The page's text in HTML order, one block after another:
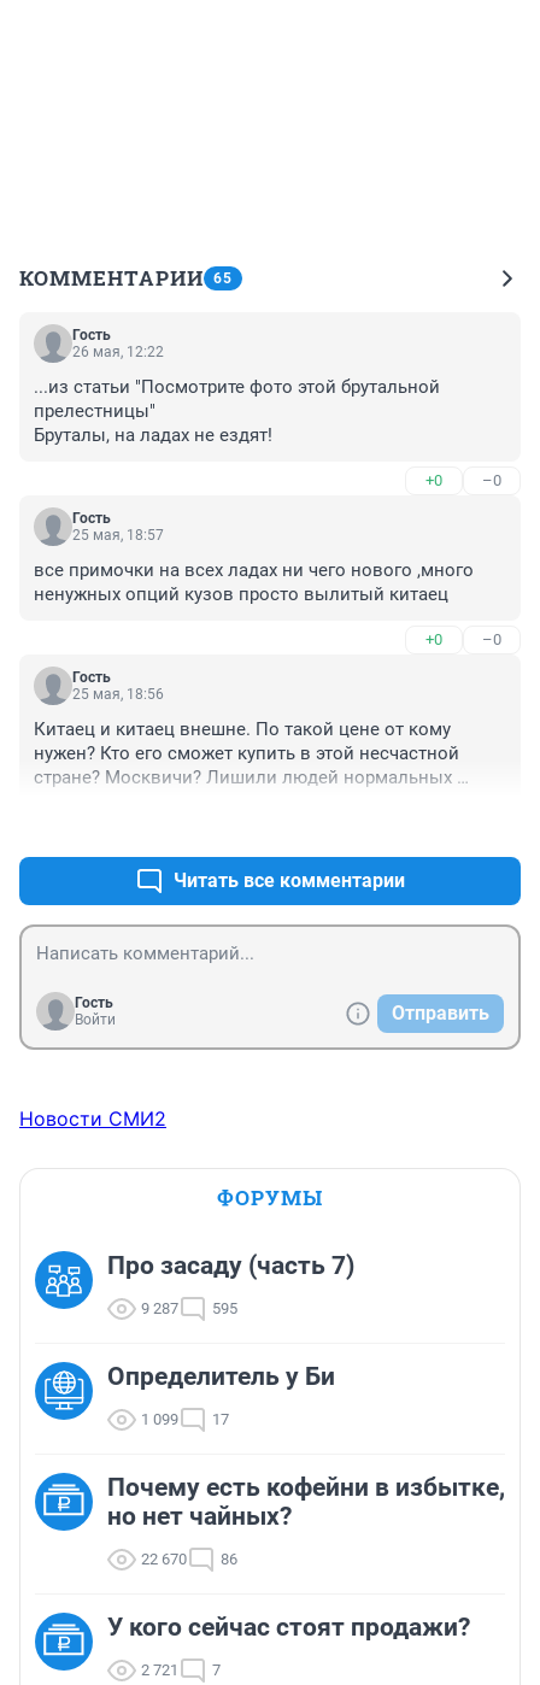
КОММЕНТАРИИ 65
Гость
26 мая, 12:22
...из статьи "Посмотрите фото этой брутальной
прелестницы"
Бруталы, на ладах не ездят!
+0 –0
Гость
25 мая, 18:57
все примочки на всех ладах ни чего нового ,много
ненужных опций кузов просто вылитый китаец
+0 –0
Гость
25 мая, 18:56
Китаец и китаец внешне. По такой цене от кому
нужен? Кто его сможет купить в этой несчастной
стране? Москвичи? Лишили людей нормальных
Читать все комментарии
Гость
Войти
Отправить
Новости СМИ2
ФОРУМЫ
Про засаду (часть 7)
9 287 595
Определитель у Би
1 099 17
Почему есть кофейни в избытке,
но нет чайных?
22 670 86
У кого сейчас стоят продажи?
2 721 7